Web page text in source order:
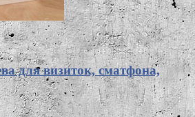
для визиток, сматфона,